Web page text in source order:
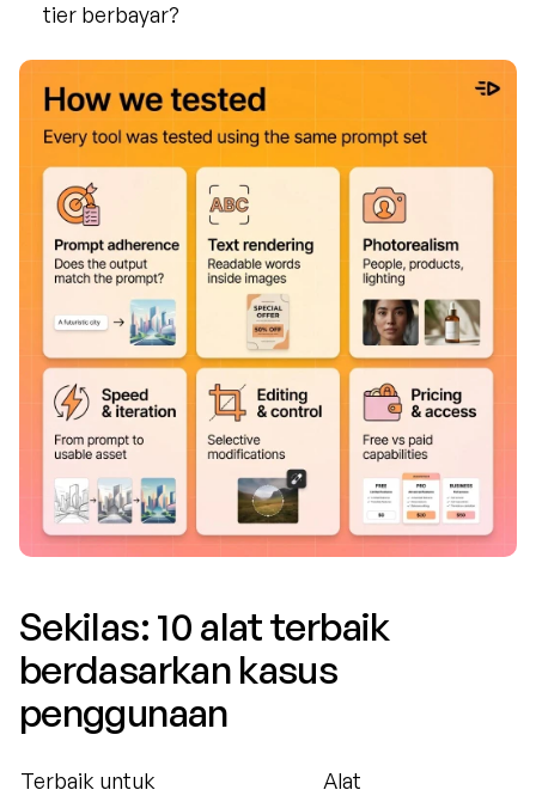
tier berbayar?
Sekilas: 10 alat terbaik
berdasarkan kasus
penggunaan
Terbaik untuk
Alat